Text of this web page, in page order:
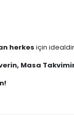
herkes için
Masa